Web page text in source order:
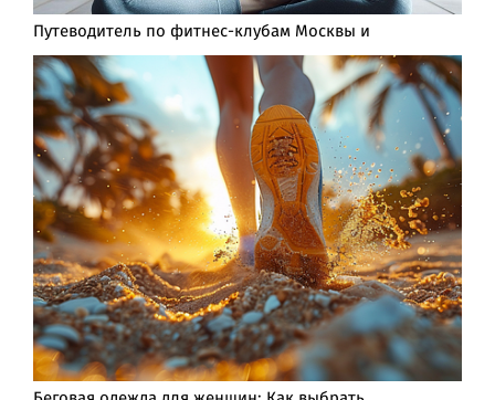
Путеводитель по фитнес-клубам Москвы и